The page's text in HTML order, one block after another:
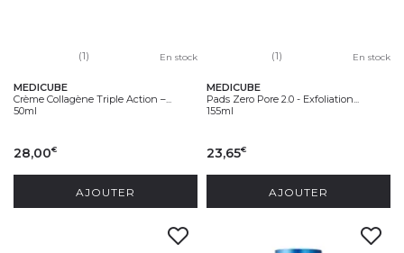
(1) En stock
MEDICUBE
Crème Collagène Triple Action –...
50ml
28,00€
AJOUTER
(1) En stock
MEDICUBE
Pads Zero Pore 2.0 - Exfoliation...
155ml
23,65€
AJOUTER